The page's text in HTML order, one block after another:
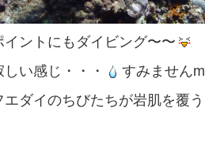
ントにもダイビング〜〜
い感じ・・・
すみません
ダイのちびたちが岩肌を覆